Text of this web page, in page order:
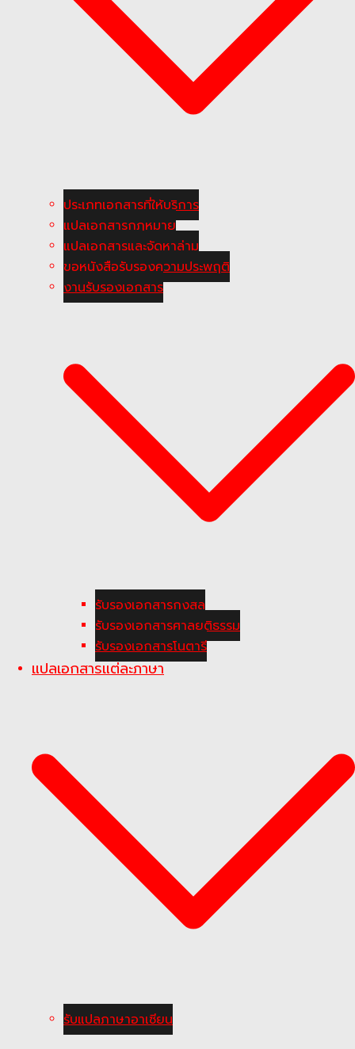
ประเภทเอกสารที่ให้บริการ
แปลเอกสารกฎหมาย
แปลเอกสารและจัดหาล่าม
ขอหนังสือรับรองความประพฤติ
งานรับรองเอกสาร
รับรองเอกสารกงสุล
รับรองเอกสารศาลยุติธรรม
รับรองเอกสารโนตารี
แปลเอกสารแต่ละภาษา
รับแปลภาษาอาเซียน